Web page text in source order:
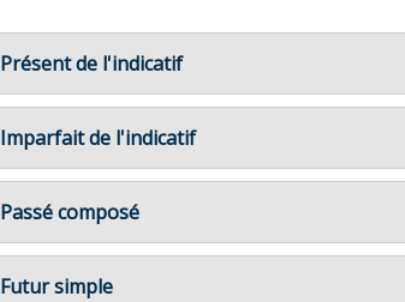
Présent de l'indicatif
Imparfait de l'indicatif
Passé composé
Futur simple